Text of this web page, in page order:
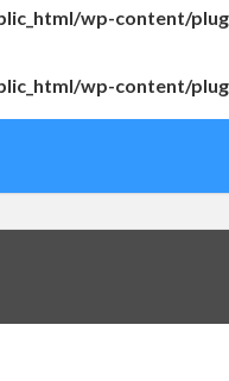
wp-content/
wp-content/